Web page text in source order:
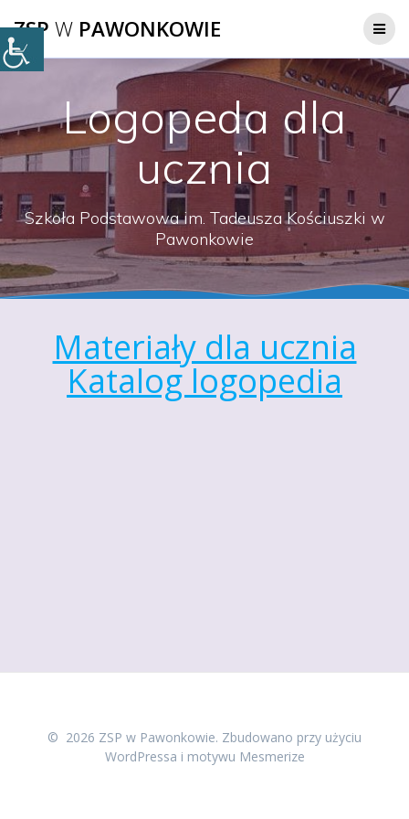
do
ZSP W PAWONKOWIE
Logopeda dla
ucznia
Szkoła Podstawowa im. Tadeusza Kościuszki w
Pawonkowie
Materiały dla ucznia
Katalog logopedia
© 2026 ZSP w Pawonkowie. Zbudowano przy użyciu
WordPressa i motywu Mesmerize